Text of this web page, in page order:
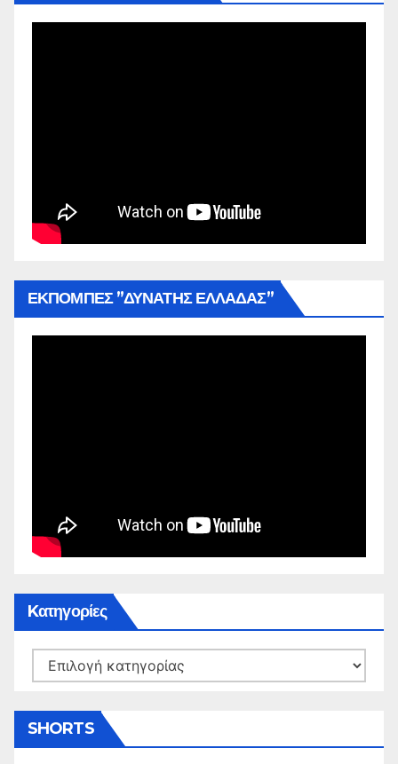
ΕΚΠΟΜΠΕΣ ”ΔΥΝΑΤΗΣ ΕΛΛΑΔΑΣ”
Kατηγορίες
Kατηγορίες
SHORTS